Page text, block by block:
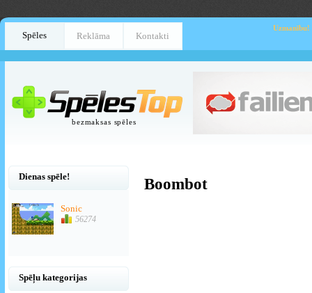
Spēles Reklāma Kontakti
Uzmanību!
bezmaksas spēles
Dienas spēle!
Sonic
56274
Spēļu kategorijas
Boombot